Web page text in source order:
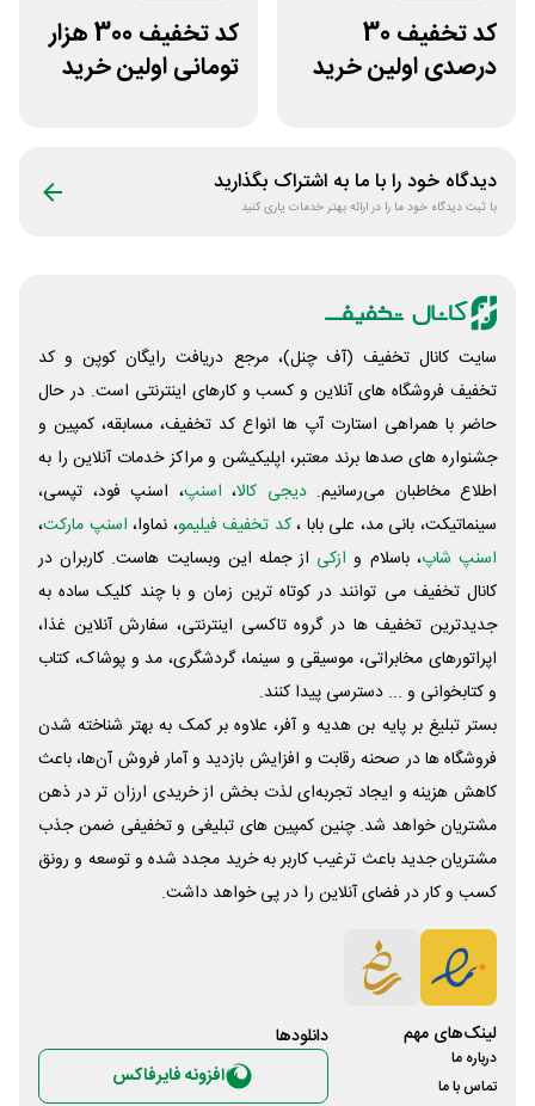
کد تخفیف 30
درصدی اولین خرید
کد تخفیف 300 هزار
تومانی اولین خرید
دیدگاه خود را با ما به اشتراک بگذارید
با ثبت دیدگاه خود ما را در ارائه بهتر خدمات یاری کنید
سایت کانال تخفیف (آف چنل)، مرجع دریافت رایگان کوپن و کد
تخفیف فروشگاه های آنلاین و کسب و‌ کارهای اینترنتی است. در حال
حاضر با همراهی استارت آپ ها انواع کد تخفیف، مسابقه، کمپین و
جشنواره های صدها برند معتبر، اپلیکیشن و مراکز خدمات آنلاین را به
اطلاع مخاطبان می‌رسانیم. دیجی کالا، اسنپ، اسنپ فود، تپسی،
سینماتیکت، بانی مد، علی‌ بابا ،کد تخفیف فیلیمو، نماوا، اسنپ مارکت،
اسنپ شاپ، باسلام و ازکی از جمله این وبسایت ‌هاست. کاربران در
کانال تخفیف می توانند در کوتاه ترین زمان و با چند کلیک ساده به
جدیدترین تخفیف ها در گروه تاکسی اینترنتی، سفارش آنلاین غذا،
اپراتورهای مخابراتی، موسیقی و سینما، گردشگری، مد و پوشاک، کتاب
و کتابخوانی و ... دسترسی پیدا کنند.
بستر تبلیغ بر پایه بن هدیه و آفر، علاوه بر کمک به بهتر شناخته شدن
فروشگاه ها در صحنه رقابت و افزایش بازدید و آمار فروش آن‌ها، باعث
کاهش هزینه و ایجاد تجربه‌ای لذت بخش از خریدی ارزان تر در ذهن
مشتریان خواهد شد. چنین کمپین های تبلیغی و تخفیفی ضمن جذب
مشتریان جدید باعث ترغیب کاربر به خرید مجدد شده و توسعه و رونق
کسب و کار در فضای آنلاین را در پی خواهد داشت.
لینک‌های مهم
درباره ما
تماس با ما
دانلود‌ها
افزونه فایرفاکس